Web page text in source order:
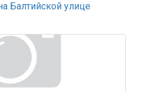
Балтийской улице